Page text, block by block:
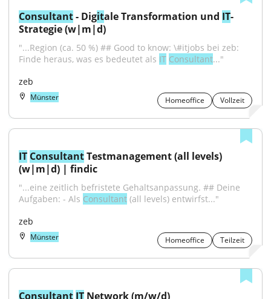
Consultant - Digitale Transformation und IT-
Strategie (w|m|d)
"...Region (ca. 50 %) ## Good to know: \#itjobs bei zeb:
Finde heraus, was es bedeutet als IT Consultant..."
zeb
Münster Homeoffice Vollzeit
IT Consultant Testmanagement (all levels)
(w|m|d) | findic
"...eine zeitlich befristete Gehaltsanpassung. ## Deine
Aufgaben: - Als Consultant (all levels) entwirfst..."
zeb
Münster Homeoffice Teilzeit
Consultant IT Network (m/w/d)